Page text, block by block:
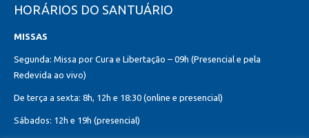
HORÁRIOS DO SANTUÁRIO
MISSAS
Segunda: Missa por Cura e Libertação – 09h (Presencial e pela
Redevida ao vivo)
De terça a sexta: 8h, 12h e 18:30 (online e presencial)
Sábados: 12h e 19h (presencial)